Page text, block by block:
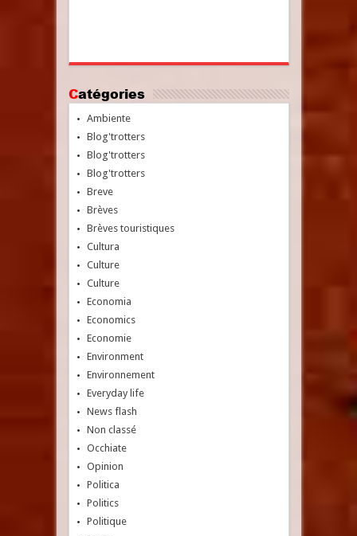
Catégories
Ambiente
Blog'trotters
Blog'trotters
Blog'trotters
Breve
Brèves
Brèves touristiques
Cultura
Culture
Culture
Economia
Economics
Economie
Environment
Environnement
Everyday life
News flash
Non classé
Occhiate
Opinion
Politica
Politics
Politique